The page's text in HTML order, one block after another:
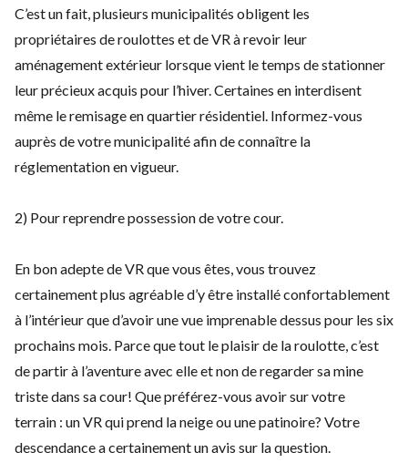
C’est un fait, plusieurs municipalités obligent les
propriétaires de roulottes et de VR à revoir leur
aménagement extérieur lorsque vient le temps de stationner
leur précieux acquis pour l’hiver. Certaines en interdisent
même le remisage en quartier résidentiel. Informez-vous
auprès de votre municipalité afin de connaître la
réglementation en vigueur.
2) Pour reprendre possession de votre cour.
En bon adepte de VR que vous êtes, vous trouvez
certainement plus agréable d’y être installé confortablement
à l’intérieur que d’avoir une vue imprenable dessus pour les six
prochains mois. Parce que tout le plaisir de la roulotte, c’est
de partir à l’aventure avec elle et non de regarder sa mine
triste dans sa cour! Que préférez-vous avoir sur votre
terrain : un VR qui prend la neige ou une patinoire? Votre
descendance a certainement un avis sur la question.